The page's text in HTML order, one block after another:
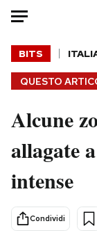
HOME
Italia
Politica
Tecnologia
Scienza
QUESTO
BITS
Alcune
allagate
intense
Condividi